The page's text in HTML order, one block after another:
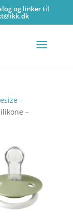
og linker til
-
–